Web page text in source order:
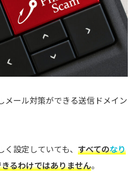
メール対策ができる送信ドメイン
く設定していても、 すべてのなり
るわけではありません。